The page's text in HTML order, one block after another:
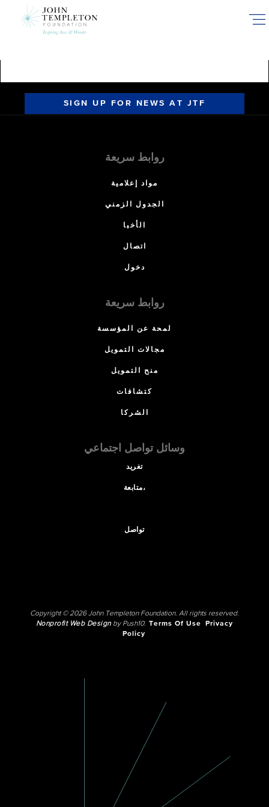
SIGN UP FOR NEWS AT JTF
روابط سريعة
مواد إعلامية
الجدول الزمني
الأخبا
اتصال
دخول
روابط سريعة
لمحة عن المؤسسة
مجالات التمويل
منح التمويل
كتشافات
الشركا
وسائل تواصل اجتماعي
تغريد
متابعة،
تواصل
Copyright © 2026 John Templeton Foundation. All rights reserved.
Nonprofit Web Designby Push10. Terms Of Use
Privacy
Policy